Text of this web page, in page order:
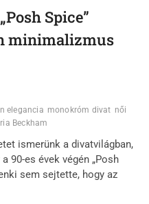
Spice”
minimalizmus
elegancia monokróm divat női
Beckham
ismerünk a divatvilágban,
90-es évek végén „Posh
sem sejtette, hogy az